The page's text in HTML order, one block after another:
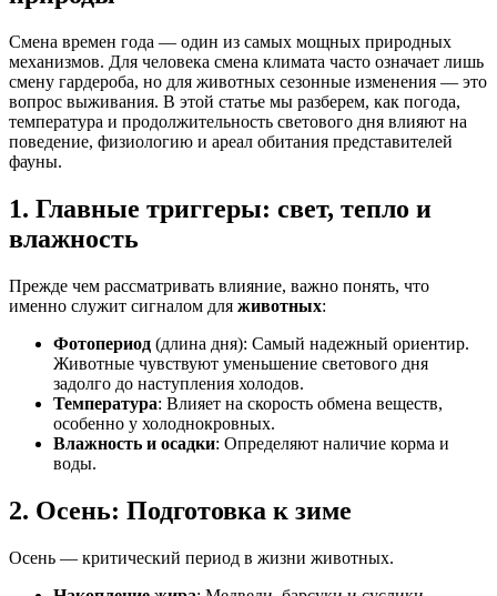
Смена времен года — один из самых мощных природных
механизмов. Для человека смена климата часто означает лишь
смену гардероба, но для животных сезонные изменения — это
вопрос выживания. В этой статье мы разберем, как погода,
температура и продолжительность светового дня влияют на
поведение, физиологию и ареал обитания представителей
фауны.
1. Главные триггеры: свет, тепло и
влажность
Прежде чем рассматривать влияние, важно понять, что
именно служит сигналом для животных:
Фотопериод (длина дня): Самый надежный ориентир.
Животные чувствуют уменьшение светового дня
задолго до наступления холодов.
Температура: Влияет на скорость обмена веществ,
особенно у холоднокровных.
Влажность и осадки: Определяют наличие корма и
воды.
2. Осень: Подготовка к зиме
Осень — критический период в жизни животных.